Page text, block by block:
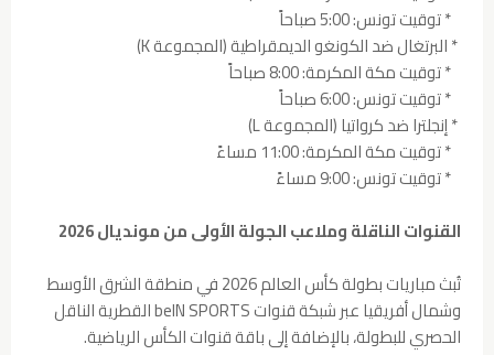
* توقيت تونس: 5:00 صباحاً
* البرتغال ضد الكونغو الديمقراطية (المجموعة K)
* توقيت مكة المكرمة: 8:00 صباحاً
* توقيت تونس: 6:00 صباحاً
* إنجلترا ضد كرواتيا (المجموعة L)
* توقيت مكة المكرمة: 11:00 مساءً
* توقيت تونس: 9:00 مساءً
القنوات الناقلة وملاعب الجولة الأولى من مونديال 2026
تُبث مباريات بطولة كأس العالم 2026 في منطقة الشرق الأوسط
وشمال أفريقيا عبر شبكة قنوات beIN SPORTS القطرية الناقل
الحصري للبطولة، بالإضافة إلى باقة قنوات الكأس الرياضية.